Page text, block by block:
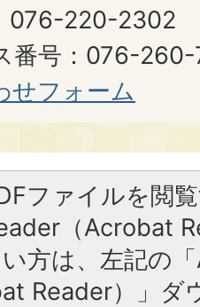
076-220-2302
番号：076-
せフォーム
ファイルを閲
（Acrobat
方は、左記の
Reader）」ダ